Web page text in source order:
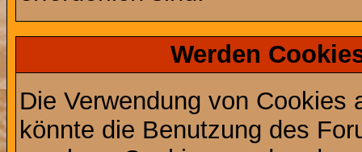
Werden
Die Verwendung von
könnte die Benutzung des